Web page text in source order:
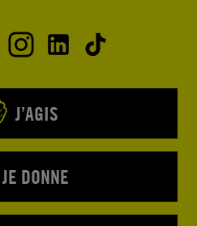
J’AGIS
JE DONNE